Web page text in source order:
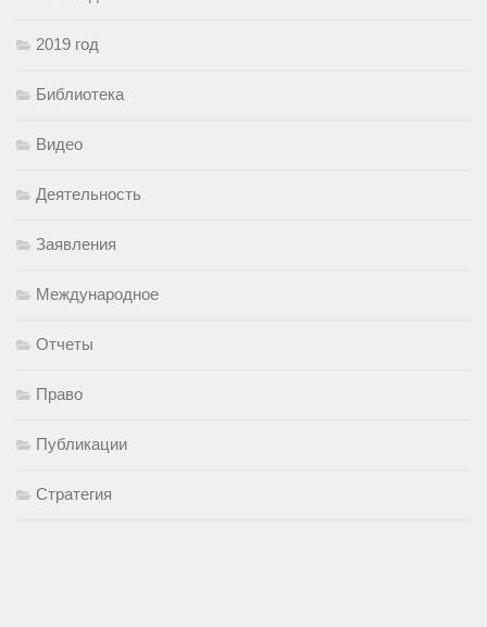
2019 год
Библиотека
Видео
Деятельность
Заявления
Международное
Отчеты
Право
Публикации
Стратегия